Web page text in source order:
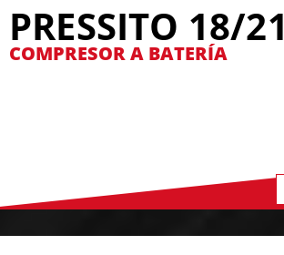
PRESSITO 18/21
COMPRESOR A BATERÍA